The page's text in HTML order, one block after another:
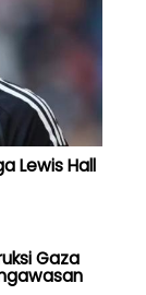
Lewis Hall
Gaza